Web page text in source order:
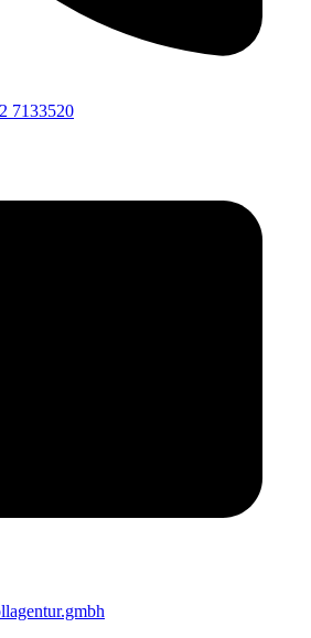
7133520